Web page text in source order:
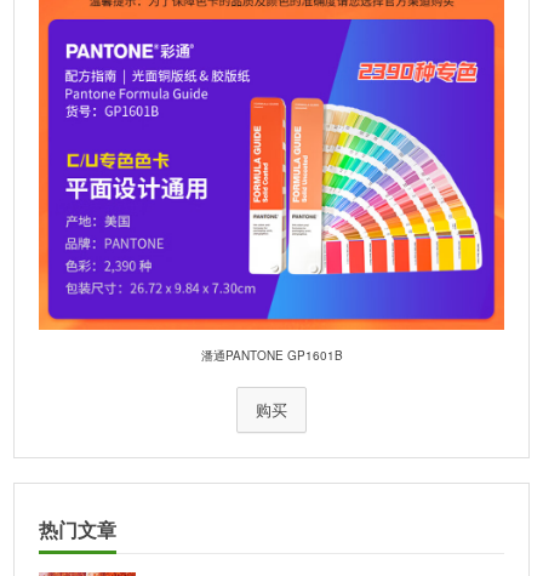
潘通PANTONE GP1601B
购买
热门文章